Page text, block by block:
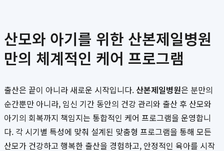
산모와 아기를 위한 산본제일병원
만의 체계적인 케어 프로그램
출산은 끝이 아니라 새로운 시작입니다. 산본제일병원은 분만의
순간뿐만 아니라, 임신 기간 동안의 건강 관리와 출산 후 산모와
아기의 회복까지 책임지는 통합적인 케어 프로그램을 운영합니
다. 각 시기별 특성에 맞춰 설계된 맞춤형 프로그램을 통해 모든
산모가 건강하고 행복한 출산을 경험하고, 안정적인 육아를 시작